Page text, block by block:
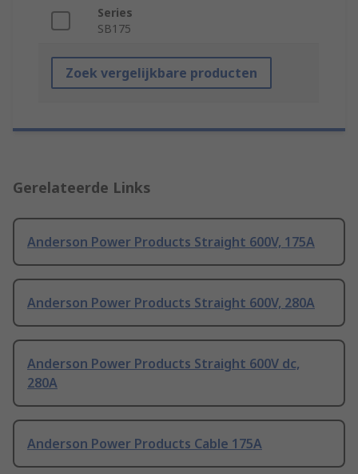
Series
SB175
Zoek vergelijkbare producten
Gerelateerde Links
Anderson Power Products Straight 600V, 175A
Anderson Power Products Straight 600V, 280A
Anderson Power Products Straight 600V dc,
280A
Anderson Power Products Cable 175A